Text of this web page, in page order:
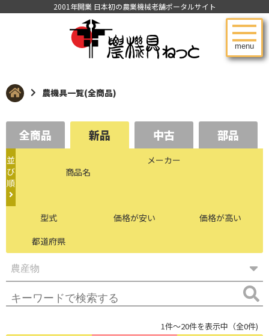
menu
2001年開業 日本初の農業機械老舗ポータルサイト
農機具一覧(全商品)
全商品 新品 中古 部品
並
び
順
商品名
メーカー
型式 価格が安い
価格が高い
都道府県
1件～20件を表示中（全0件)